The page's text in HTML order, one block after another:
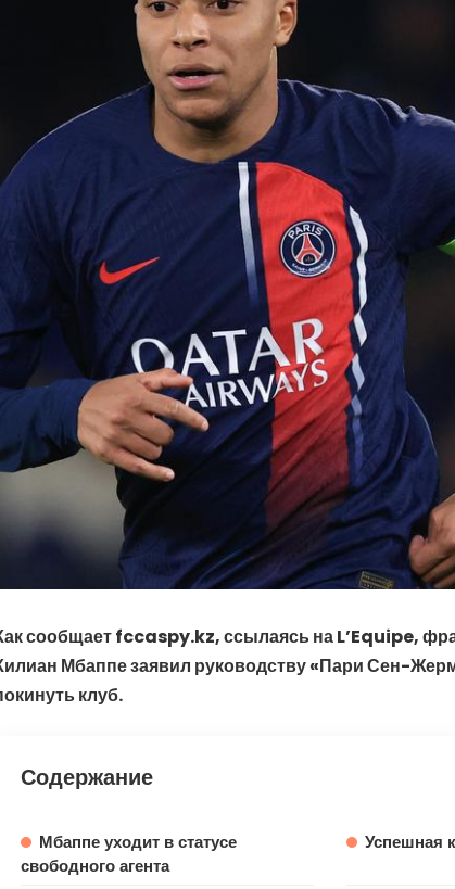
сообщает fccaspy.kz, ссылаясь на L’Equipe,
Мбаппе заявил руководству «Пари Сен-
клуб.
Содержание
Мбаппе уходит в статусе
свободного агента
Успешная